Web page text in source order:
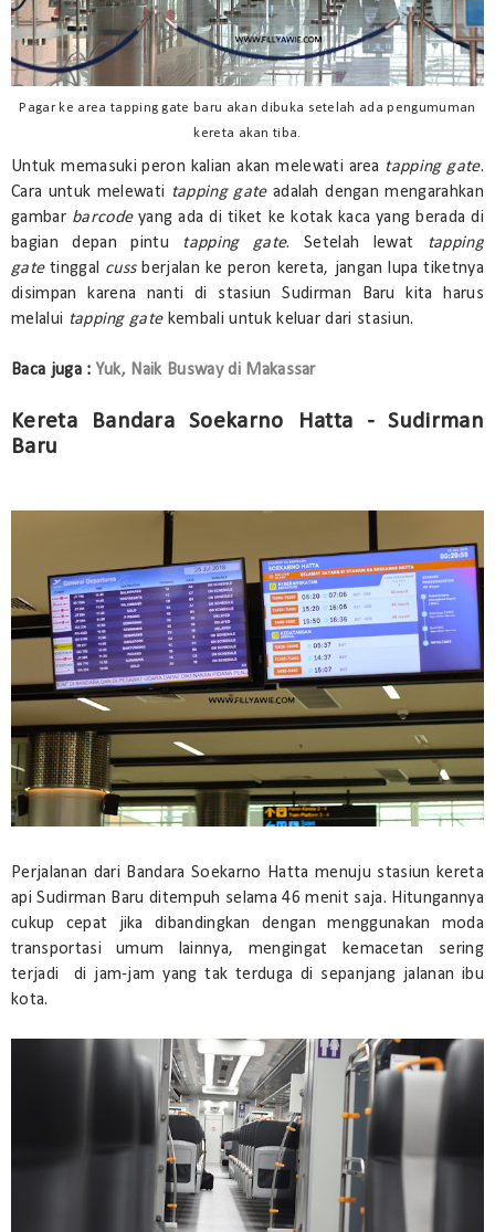
Pagar ke area tapping gate baru akan dibuka setelah ada pengumuman
kereta akan tiba.
Untuk memasuki peron kalian akan melewati area tapping gate.
Cara untuk melewati tapping gateadalah dengan mengarahkan
gambar barcodeyang ada di tiket ke kotak kaca yang berada di
bagian depan pintu
tapping gate. Setelah lewat
tapping
gatetinggal cuss berjalan ke peron kereta, jangan lupa tiketnya
disimpan karena nanti di stasiun Sudirman Baru kita harus
melalui tapping gatekembali untuk keluar dari stasiun.
Baca juga : Yuk, Naik Busway di Makassar
Kereta Bandara Soekarno Hatta - Sudirman
Baru
Perjalanan dari Bandara Soekarno Hatta menuju stasiun kereta
api Sudirman Baru ditempuh selama 46 menit saja. Hitungannya
cukup cepat jika dibandingkan dengan menggunakan moda
transportasi umum lainnya, mengingat kemacetan sering
terjadi di jam-jam yang tak terduga di sepanjang jalanan ibu
kota.